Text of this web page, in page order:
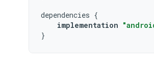
dependencies {
implementation
}